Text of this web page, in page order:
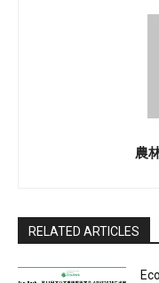
農
RELATED ARTICLES